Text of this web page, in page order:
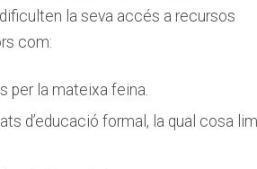
la seva‍ accés a recursos
‌com:
per⁢ la mateixa feina.
d’educació formal, ⁢la qual cosa